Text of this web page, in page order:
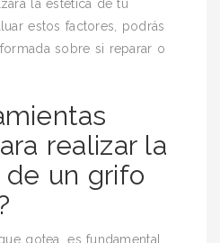
la estética de tu
estos factores, podrás
sobre si reparar o
realizar la
de un grifo
gotea, es fundamental